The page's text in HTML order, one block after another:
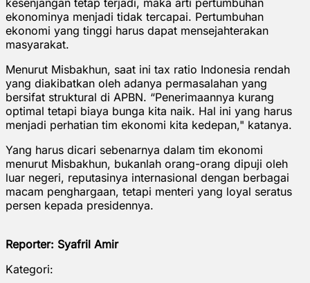
ekonominya menjadi tidak tercapai. Pertumbuhan
ekonomi yang tinggi harus dapat mensejahterakan
masyarakat.
Menurut Misbakhun, saat ini tax ratio Indonesia rendah
yang diakibatkan oleh adanya permasalahan yang
bersifat struktural di APBN. “Penerimaannya kurang
optimal tetapi biaya bunga kita naik. Hal ini yang harus
menjadi perhatian tim ekonomi kita kedepan," katanya.
Yang harus dicari sebenarnya dalam tim ekonomi
menurut Misbakhun, bukanlah orang-orang dipuji oleh
luar negeri, reputasinya internasional dengan berbagai
macam penghargaan, tetapi menteri yang loyal seratus
persen kepada presidennya.
Reporter: Syafril Amir
Kategori: